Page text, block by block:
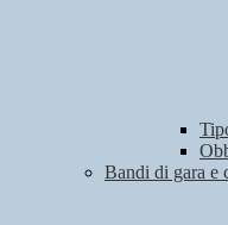
Bandi di gara e